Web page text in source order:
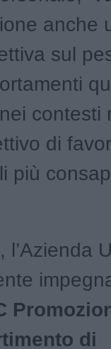
anche
sul
contesti
di
più
l’Azienda
di